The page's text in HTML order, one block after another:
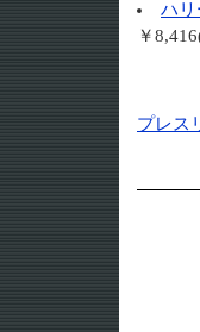
ハ
￥
プレス